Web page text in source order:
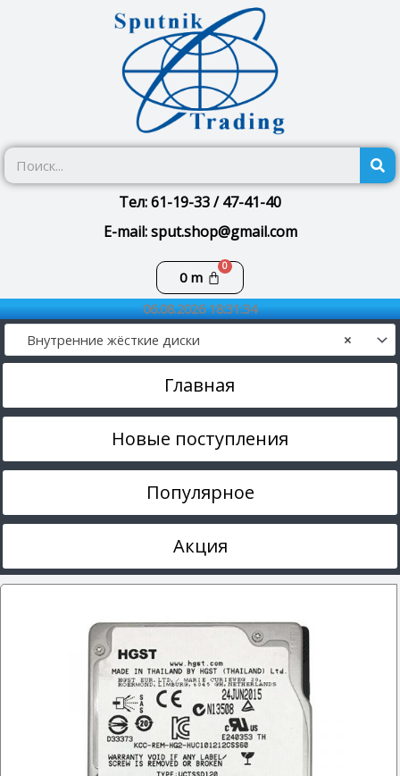
Тел: 61-19-33 / 47-41-40
E-mail: sput.shop@gmail.com
0m
Корзина
06.08.2026 18:31:34
×
Внутренние жёсткие диски
Главная
Новые поступления
Популярное
Акция